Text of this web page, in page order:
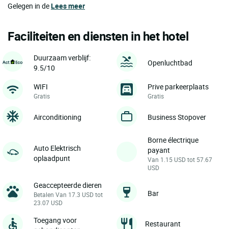
Gelegen in deLees meer
Faciliteiten en diensten in het hotel
Duurzaam verblijf:
9.5/10
Openluchtbad
WIFI
Gratis
Prive parkeerplaats
Gratis
Airconditioning Business Stopover
Auto Elektrisch
oplaadpunt
Borne électrique
payant
Van 1.15 USD tot 57.67
USD
Geaccepteerde dieren
Betalen Van 17.3 USD tot
23.07 USD
Bar
Toegang voor
Restaurant